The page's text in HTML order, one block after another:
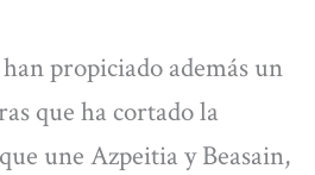
propiciado además un
que ha cortado la
une Azpeitia y Beasain,